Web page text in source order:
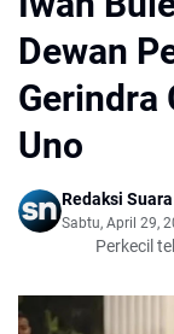
Dewan
Gerindra
Uno
Redaksi
Sabtu, April 29,
Perkecil